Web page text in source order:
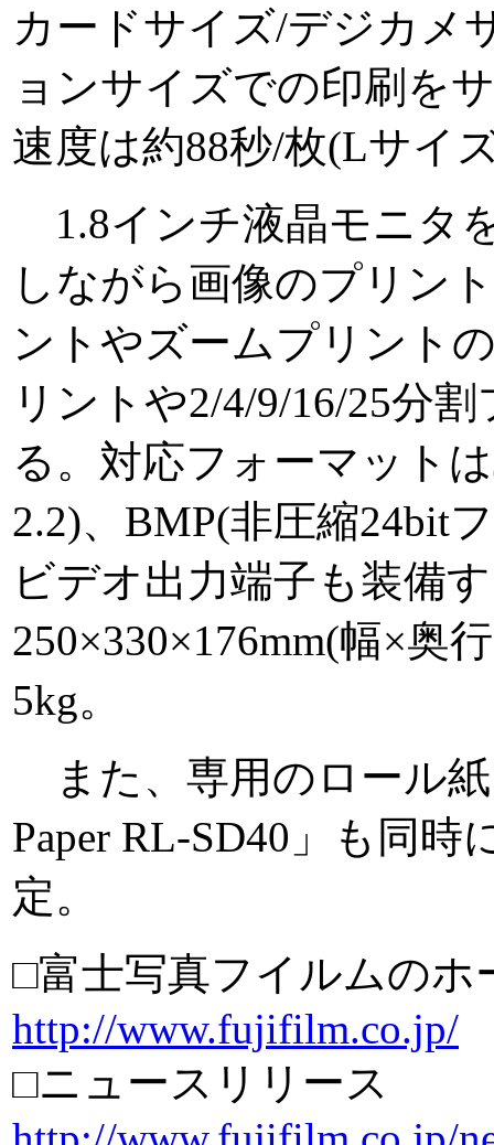
カードサイズ/デジカメ
ョンサイズでの印刷を
速度は約88秒/枚(Lサイ
1.8インチ液晶モニタ
しながら画像のプリン
ントやズームプリント
リントや2/4/9/16/25分
る。対応フォーマット
2.2)、BMP(非圧縮24bit
ビデオ出力端子も装備
250×330×176mm(幅×奥
5kg。
また、専用のロール紙
Paper RL-SD40」も同
定。
□富士写真フイルムのホ
http://www.fujifilm.co.jp/
□ニュースリリース